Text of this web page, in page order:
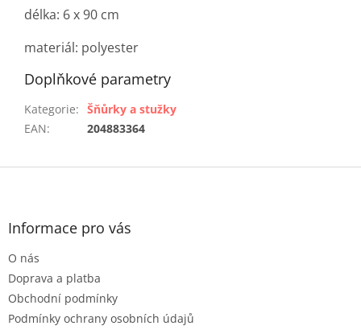
délka: 6 x 90 cm
materiál: polyester
Doplňkové parametry
Kategorie: Šňůrky a stužky
EAN: 204883364
Z
Informace pro vás
O nás
Doprava a platba
Obchodní podmínky
Podmínky ochrany osobních údajů